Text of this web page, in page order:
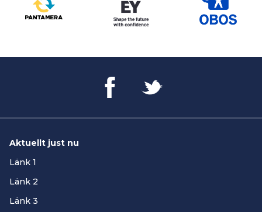
Aktuellt just nu
Länk 1
Länk 2
Länk 3